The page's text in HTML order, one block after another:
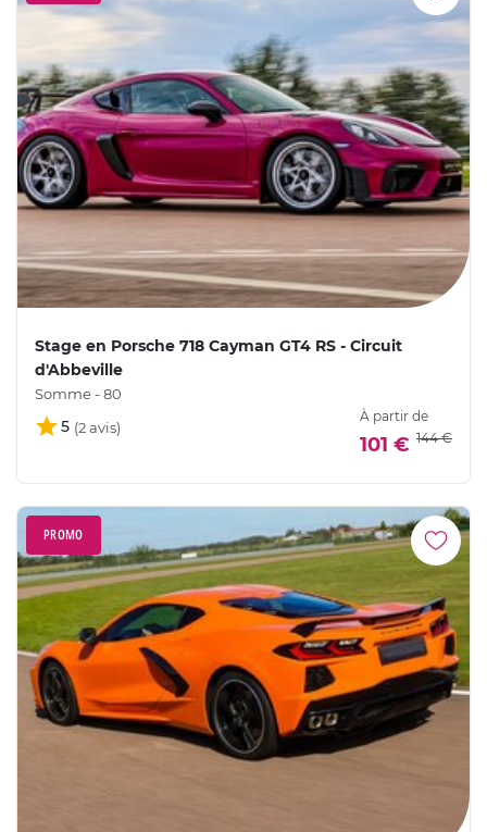
Stage en Porsche 718 Cayman GT4 RS - Circuit
d'Abbeville
Somme - 80
5
À partir de
101 € 144 €
PROMO